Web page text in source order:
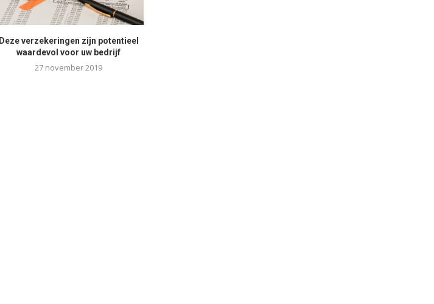
Deze verzekeringen zijn potentieel
waardevol voor uw bedrijf
27 november 2019